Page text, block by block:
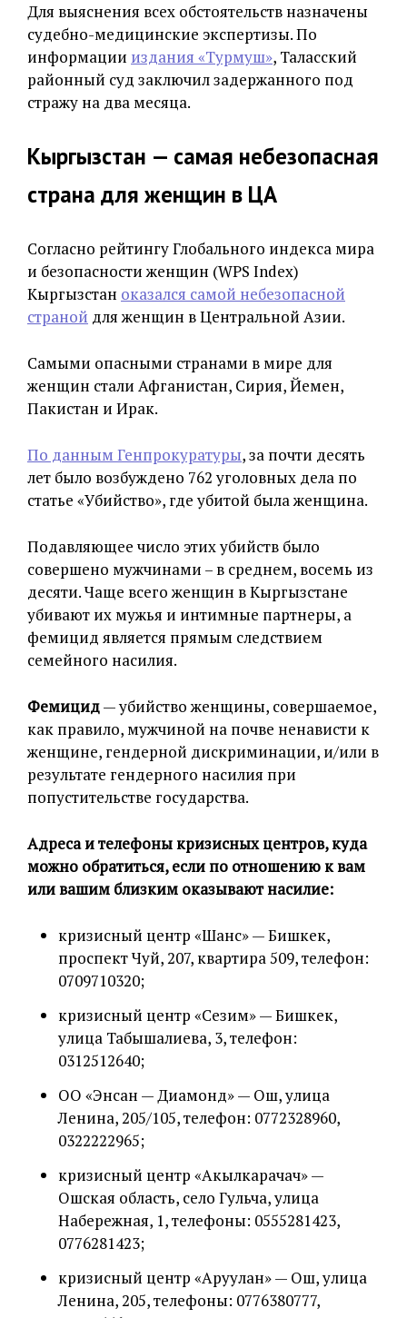
Для выяснения всех обстоятельств назначены
судебно-медицинские экспертизы. По
информации издания «Турмуш», Таласский
районный суд заключил задержанного под
стражу на два месяца.
Кыргызстан — самая небезопасная
страна для женщин в ЦА
Согласно рейтингу Глобального индекса мира
и безопасности женщин (WPS Index)
Кыргызстан оказался самой небезопасной
страной для женщин в Центральной Азии.
Самыми опасными странами в мире для
женщин стали Афганистан, Сирия, Йемен,
Пакистан и Ирак.
По данным Генпрокуратуры, за почти десять
лет было возбуждено 762 уголовных дела по
статье «Убийство», где убитой была женщина.
Подавляющее число этих убийств было
совершено мужчинами – в среднем, восемь из
десяти. Чаще всего женщин в Кыргызстане
убивают их мужья и интимные партнеры, а
фемицид является прямым следствием
семейного насилия.
Фемицид— убийство женщины, совершаемое,
как правило, мужчиной на почве ненависти к
женщине, гендерной дискриминации, и/или в
результате гендерного насилия при
попустительстве государства.
Адреса и телефоны кризисных центров, куда
можно обратиться, если по отношению к вам
или вашим близким оказывают насилие:
кризисный центр «Шанс» — Бишкек,
проспект Чуй, 207, квартира 509, телефон:
0709710320;
кризисный центр «Сезим» — Бишкек,
улица Табышалиева, 3, телефон:
0312512640;
ОО «Энсан — Диамонд» — Ош, улица
Ленина, 205/105, телефон: 0772328960,
0322222965;
кризисный центр «Акылкарачач» —
Ошская область, село Гульча, улица
Набережная, 1, телефоны: 0555281423,
0776281423;
кризисный центр «Аруулан» — Ош, улица
Ленина, 205, телефоны: 0776380777,